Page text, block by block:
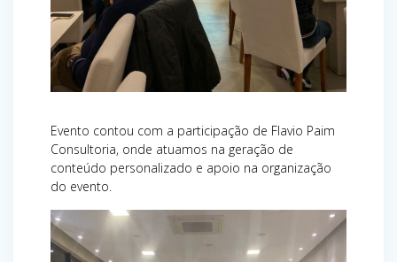
Evento contou com a participação de Flavio Paim
Consultoria, onde atuamos na geração de
conteúdo personalizado e apoio na organização
do evento.